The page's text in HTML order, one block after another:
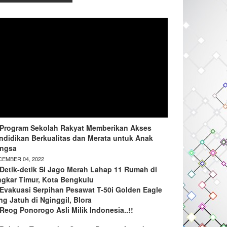
Sekolah Rakyat Memberikan Akses
Berkualitas dan Merata untuk Anak
04, 2022
Detik-detik Si Jago Merah Lahap 11 Rumah di
Timur, Kota Bengkulu
Evakuasi Serpihan Pesawat T-50i Golden Eagle
Jatuh di Nginggil, Blora
Reog Ponorogo Asli Milik Indonesia..!!